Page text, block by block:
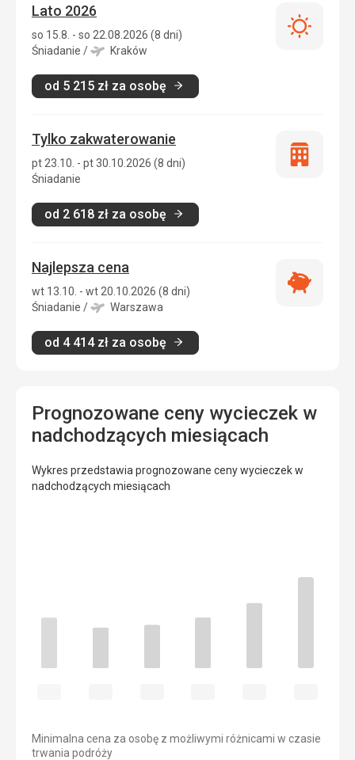
Lato 2026
so 15.8. - so 22.08.2026 (8 dni)
Śniadanie / Kraków
od 5 215 zł za osobę
Lato
Tylko zakwaterowanie
pt 23.10. - pt 30.10.2026 (8 dni)
Śniadanie
od 2 618 zł za osobę
Tylko
Najlepsza cena
wt 13.10. - wt 20.10.2026 (8 dni)
Śniadanie / Warszawa
od 4 414zł za osobę
Najlepsza
Prognozowane ceny wycieczek w
nadchodzących miesiącach
Wykres przedstawia prognozowane ceny wycieczek w
nadchodzących miesiącach
Minimalna cena za osobę z możliwymi różnicami w czasie
trwania podróży